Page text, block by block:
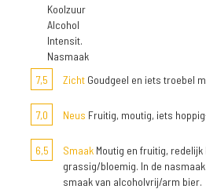
Koolzuur
Alcohol
Intensit.
Nasmaak
7,5
Zicht Goudgeel en iets troebel
7,0 Neus Fruitig, moutig, iets
6,5 Smaak Moutig en fruitig,
grassig/bloemig. In de
smaak van alcoholvrij/arm bier.